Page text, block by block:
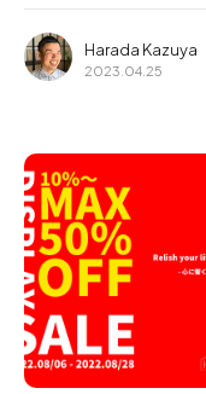
Harada Kazuya
2023.04.25